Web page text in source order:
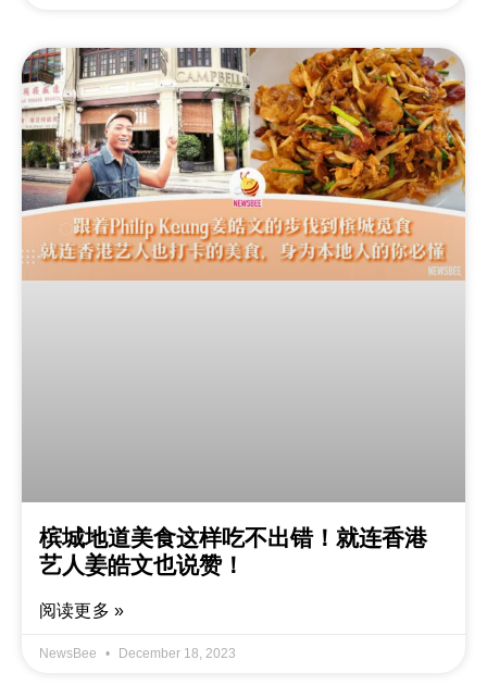
槟城地道美食这样吃不出错！就连香港
艺人姜皓文也说赞！
阅读更多 »
NewsBee December 18, 2023